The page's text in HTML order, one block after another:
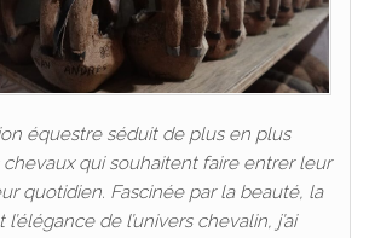
équestre séduit de plus en plus
chevaux qui souhaitent faire entrer leur
quotidien. Fascinée par la beauté, la
de l’univers chevalin, j’ai